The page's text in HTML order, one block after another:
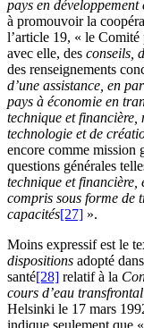
pays en
à promouvoir la
l’article 19, « le
avec elle, des conseils,
des renseignements
d’une assistance, en
pays à économie en
technique et financière,
technologie et de
encore comme mission
questions générales
technique et financière,
compris sous forme de
capacités[27] ».
Moins expressif est le
dispositions adopté
santé[28] relatif à la
cours d’eau
Helsinki le 17 mars
indique seulement que